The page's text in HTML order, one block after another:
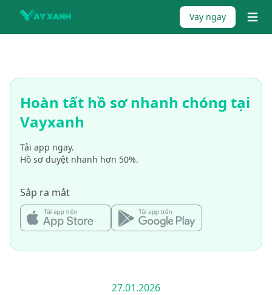
Skip to content
{%
Vay ngay
Hoàn tất hồ sơ nhanh chóng tại
Vayxanh
Tải app ngay.
Hồ sơ duyệt nhanh hơn 50%.
Sắp ra mắt
27.01.2026